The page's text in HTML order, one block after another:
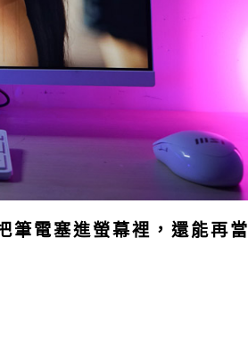
電塞進螢幕裡，還能再當